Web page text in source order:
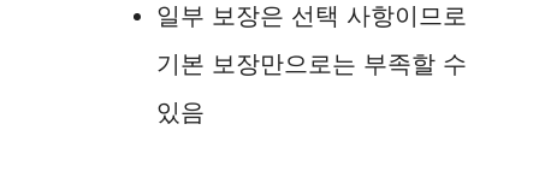
일부 보장은 선택 사항이므로
기본 보장만으로는 부족할 수
있음